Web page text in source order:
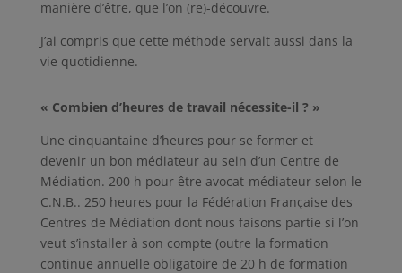
manière d’être, que l’on (re)-découvre.
J’ai compris que cette méthode servait aussi dans la
vie quotidienne.
« Combien d’heures de travail nécessite-il ? »
Une cinquantaine d’heures pour se former et
devenir un bon médiateur au sein d’un Centre de
Médiation. 200 h pour être avocat-médiateur selon le
C.N.B.. 250 heures pour la Fédération Française des
Centres de Médiation dont nous faisons partie si l’on
veut s’installer à son compte (outre la formation
continue annuelle obligatoire de 20 h de formation